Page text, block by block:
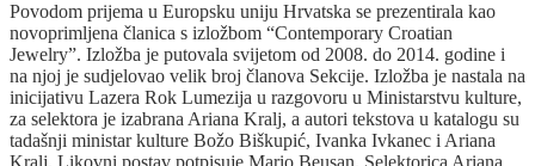
Povodom prijema u Europsku uniju Hrvatska se prezentirala kao
novoprimljena članica s izložbom “Contemporary Croatian
Jewelry”. Izložba je putovala svijetom od 2008. do 2014. godine i
na njoj je sudjelovao velik broj članova Sekcije. Izložba je nastala na
inicijativu Lazera Rok Lumezija u razgovoru u Ministarstvu kulture,
za selektora je izabrana Ariana Kralj, a autori tekstova u katalogu su
tadašnji ministar kulture Božo Biškupić, Ivanka Ivkanec i Ariana